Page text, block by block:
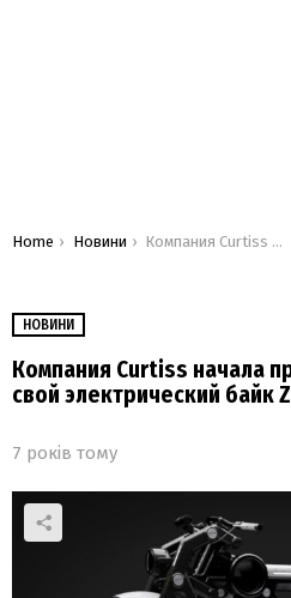
You are here:
Home Новини Компания Curtiss начала принимать заказы на свой электрический байк Zeus
НОВИНИ
Компания Curtiss начала
свой электрический байк
7 років тому